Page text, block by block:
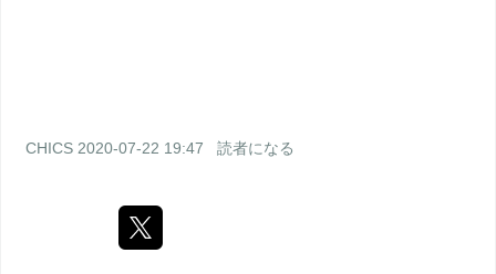
CHICS 2020-07-22 19:47 読者になる